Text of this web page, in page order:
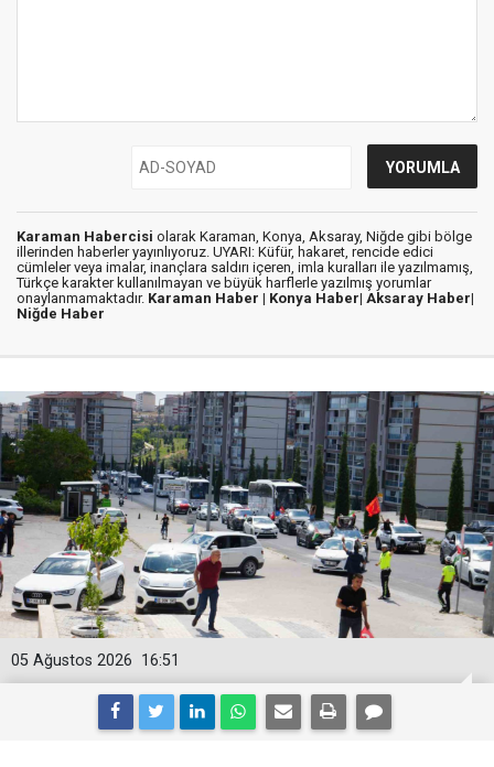
Karaman Habercisi olarak Karaman, Konya, Aksaray, Niğde gibi bölge
illerinden haberler yayınlıyoruz. UYARI: Küfür, hakaret, rencide edici
cümleler veya imalar, inançlara saldırı içeren, imla kuralları ile yazılmamış,
Türkçe karakter kullanılmayan ve büyük harflerle yazılmış yorumlar
onaylanmamaktadır. Karaman Haber | Konya Haber| Aksaray Haber|
Niğde Haber
16:51
05 Ağustos 2026